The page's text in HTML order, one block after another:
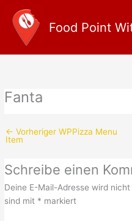
Inhalt
springen
Food Point
Fanta
← Vorheriger WPPizza Menu
Item
Schreibe einen
Deine E-Mail-Adresse wird
sind mit * markiert